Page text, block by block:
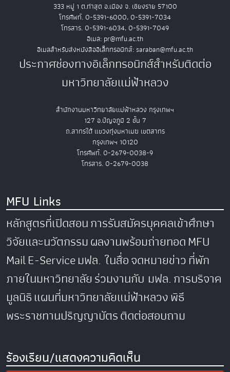
333 หมู่ 1 ต.ท่าสุด อ.เมือง จ. เชียงราย 57100
โทรศัพท์. 0-5391-6000, 0-5391-7034
โทรสาร. 0-5391-6034, 0-5391-7049
อีเมล: pr@mfu.ac.th
อีเมลสำหรับส่งหนังสืออิเล็กทรอนิกส์: saraban@mfu.ac.th
ประกาศช่องทางอิเล็กทรอนิกส์สำหรับติดต่อ
มหาวิทยาลัยแม่ฟ้าหลวง
สำนักงานมหาวิทยาลัยแม่ฟ้าหลวง กรุงเทพฯ
127 อ.ปัญจภูมิ 2 ชั้น 7
ถ.สาทรใต้ แขวงทุ่งมหาเมฆ เขตสาทร
กรุงเทพฯ 10120
โทรศัพท์. 0-2679-0038-9
โทรสาร. 0-2679-0038
MFU Links
หลักสูตรที่เปิดสอนการรับสมัครบุคคลเข้าศึกษา
วิจัยและนวัตกรรมผลงานพร้อมถ่ายทอดMFU
MailE-Serviceมฟล. ในสื่อจดหมายข่าวที่พัก
ภายในมหาวิทยาลัยร่วมงานกับ มฟล.การบริจาค
มูลนิธิแผนที่มหาวิทยาลัยแม่ฟ้าหลวงพิธี
พระราชทานปริญญาบัตรติดต่อสอบถาม
ร้องเรียน/แสดงความคิดเห็น